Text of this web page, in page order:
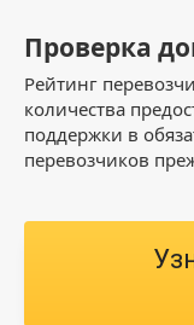
Проверка
Рейтинг
количества
поддержки в
перевозчиков